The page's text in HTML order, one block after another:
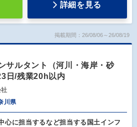
詳細を見る
掲載期間：26/08/06～26/08/19
サルタント（河川・海岸・砂
日/残業20h以内
社
川県
心に担当するなど担当する国土インフ